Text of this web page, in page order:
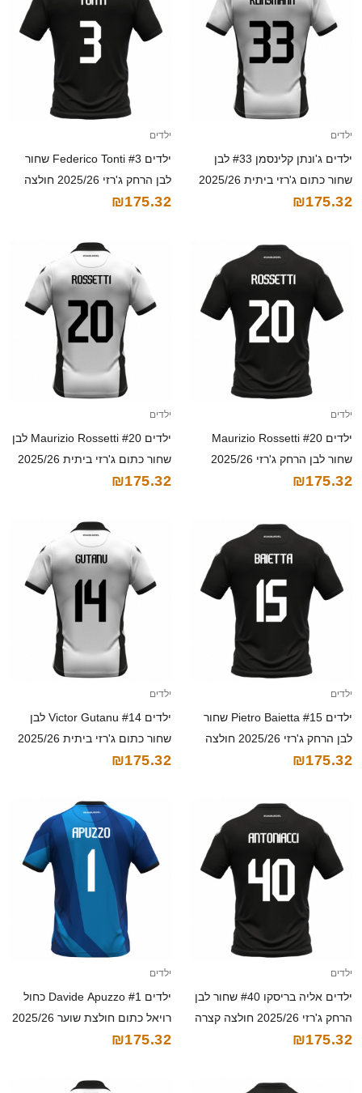
ילדים
ילדים ג'ונתן קלינסמן #33 לבן
שחור כתום ג'רזי ביתית 2025/26
חולצה קצרה
₪175.32
ילדים
ילדים Federico Tonti #3 שחור
לבן הרחק ג'רזי 2025/26 חולצה
קצרה
₪175.32
ילדים
ילדים Maurizio Rossetti #20
שחור לבן הרחק ג'רזי 2025/26
חולצה קצרה
₪175.32
ילדים
ילדים Maurizio Rossetti #20 לבן
שחור כתום ג'רזי ביתית 2025/26
חולצה קצרה
₪175.32
ילדים
ילדים Pietro Baietta #15 שחור
לבן הרחק ג'רזי 2025/26 חולצה
קצרה
₪175.32
ילדים
ילדים Victor Gutanu #14 לבן
שחור כתום ג'רזי ביתית 2025/26
חולצה קצרה
₪175.32
ילדים
ילדים אליה בריסקו #40 שחור לבן
הרחק ג'רזי 2025/26 חולצה קצרה
₪175.32
ילדים
ילדים Davide Apuzzo #1 כחול
רויאל כתום חולצת שוער 2025/26
חולצה קצרה
₪175.32